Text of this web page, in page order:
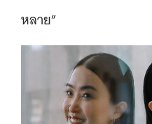
หลาย”